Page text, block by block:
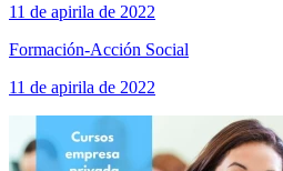
11 de apirila de 2022
Formación-Acción Social
11 de apirila de 2022